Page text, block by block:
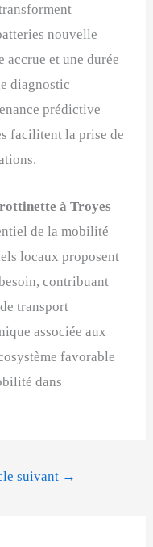
nouvelle
accrue et une durée
diagnostic
prédictive
facilitent la prise de
à Troyes
de la mobilité
locaux proposent
contribuant
transport
associée aux
favorable
dans
suivant →